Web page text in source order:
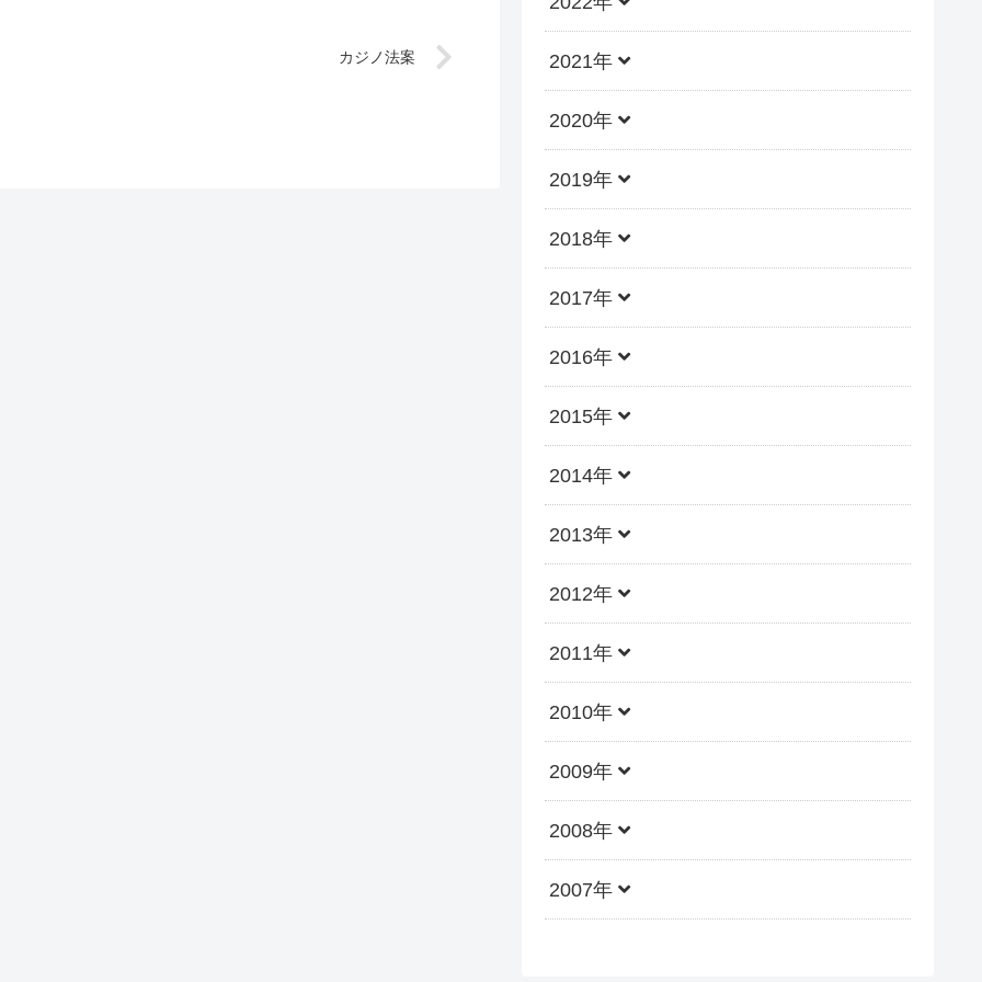
カジノ法案 2021年
2020年
2019年
2018年
2017年
2016年
2015年
2014年
2013年
2012年
2011年
2010年
2009年
2008年
2007年